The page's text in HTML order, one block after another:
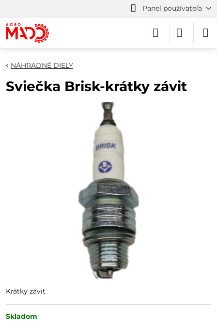
Panel používateľa
NÁHRADNÉ DIELY
Sviečka Brisk-krátky závit
Krátky závit
Skladom